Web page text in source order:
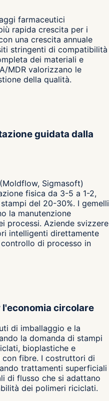
farmaceutici
rapida crescita per i
una crescita annuale
stringenti di compatibilità
dei materiali e
MDR valorizzano le
della qualità.
guidata dalla
Sigmasoft)
fisica da 3-5 a 1-2,
del 20-30%. I gemelli
la manutenzione
processi. Aziende svizzere
intelligenti direttamente
di processo in
circolare
di imballaggio e la
la domanda di stampi
bioplastiche e
fibre. I costruttori di
trattamenti superficiali
di flusso che si adattano
dei polimeri riciclati.